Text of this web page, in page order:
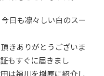
日も凛々しい白のスー
きありがとうございま
もすぐに届きまし